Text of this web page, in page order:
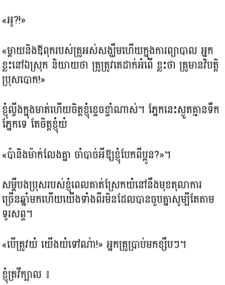
«អូ?!»
«ម្តាយនិងឪពុករបស់គ្រូអស់សង្ឃឹម​ហើយក្នុងការ​ព្យាបាល អ្នក
ខ្លះនៅឯស្រុក និយាយថា គ្រូត្រូវគេដាក់អំពើ ខ្លះថា គ្រូមានវិបត្តិ
ប្រុសបោក!»
ខ្ញុំល្វីងក្នុងមាត់​ហើយចិត្ត​ខ្ញុំខ្ទេចខ្ទាំណាស់។ ភ្នែកនេះស្ងួតគ្មានទឹក
ភ្នែកទេ តែចិត្ត​ខ្ញុំយំ
«ប៉ានិងម៉ាក់លែងគ្នា ចាំបាច់អីឱ្យខ្ញុំបែកពីប្អូន?»។
សម្តីបងប្រុសរបស់ខ្ញុំពេលគាត់ស្រែកយំនៅនឹង​មុខតុលាការ
ច្រើនឆ្នាំមកហើយ​យើងទាំងពីរមិនដែលបានចួបគ្នាសូម្បីតែតាម
ទូរសព្ទ។
«បើត្រូវយំ យើងយំទៅណ៎ា!» អ្នកគ្រូប្រាប់មកខ្សឹបៗ។
ខ្ញុំគ្រវីក្បាល ៖